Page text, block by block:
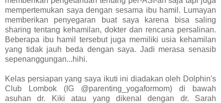
mempertemukan saya dengan sesama ibu hamil. Lumayan
memberikan penyegaran buat saya karena bisa saling
sharing tentang kehamilan, dokter dan rencana persalinan.
Beberapa ibu hamil tersebut juga memiliki usia kehamilan
yang tidak jauh beda dengan saya. Jadi merasa senasib
sepenanggungan...hihi.
Kelas persiapan yang saya ikuti ini diadakan oleh Dolphin's
Club Lombok (IG @parenting_yogaformom) di bawah
asuhan dr. Kiki atau yang dikenal dengan dr. Sarah